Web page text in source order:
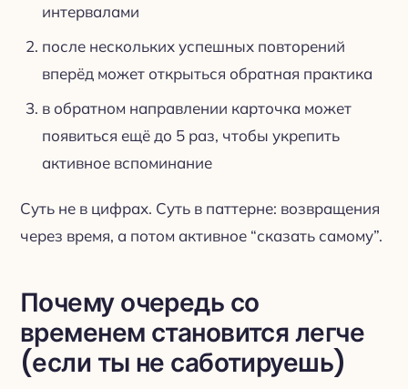
интервалами
после нескольких успешных повторений
вперёд может открыться обратная практика
в обратном направлении карточка может
появиться ещё до 5 раз, чтобы укрепить
активное вспоминание
Суть не в цифрах. Суть в паттерне: возвращения
через время, а потом активное “сказать самому”.
Почему очередь со
временем становится легче
(если ты не саботируешь)